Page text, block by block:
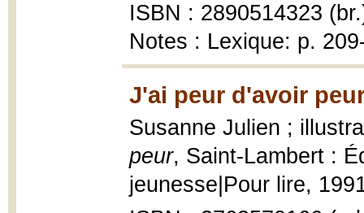
ISBN : 2890514323
Notes : Lexique: p.
J'ai peur d'avoir
Susanne Julien ;
peur, Saint-Lambert :
jeunesse|Pour lire,